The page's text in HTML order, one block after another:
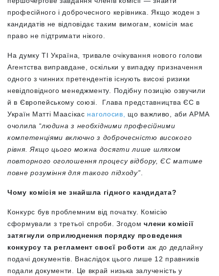
професійного і доброчесного керівника. Якщо жоден з
кандидатів не відповідає таким вимогам, комісія має
право не підтримати нікого.
На думку ТІ Україна, тривале очікування нового голови
Агентства виправдане, оскільки у випадку призначення
одного з чинних претендентів існують високі ризики
невідповідного менеджменту
Подібну позицію озвучили
й в Європейському союзі. Глава представництва ЄС в
Україн Матті Маасікас наголосив,
що важливо, аби АРМА
очолила “людина з необхідними професійними
компетенціями включно з доброчесністю високого
рівня. Якщо цього можна досягти лише шляхом
повторного оголошення процесу відбору, ЄС матиме
повне розуміння для такого підходу”
Чому комісія не знайшла гідного кандидата?
Конкурс був проблемним від початку. Комісію
сформували з третьої спроби. Згодомчлени комісії
затягнули оприлюднення порядку проведення
конкурсу та регламент своєї роботи аж до дедлайну
подачі документів. Внаслідок цього лише 12 правників
подали документи. Це вкрай низька залученість у